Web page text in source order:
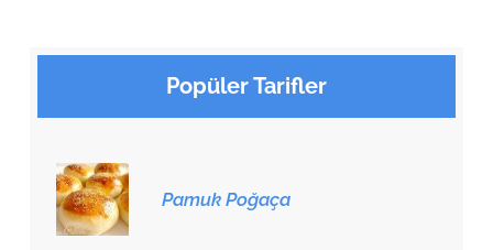
Popüler Tarifler
Pamuk Poğaça